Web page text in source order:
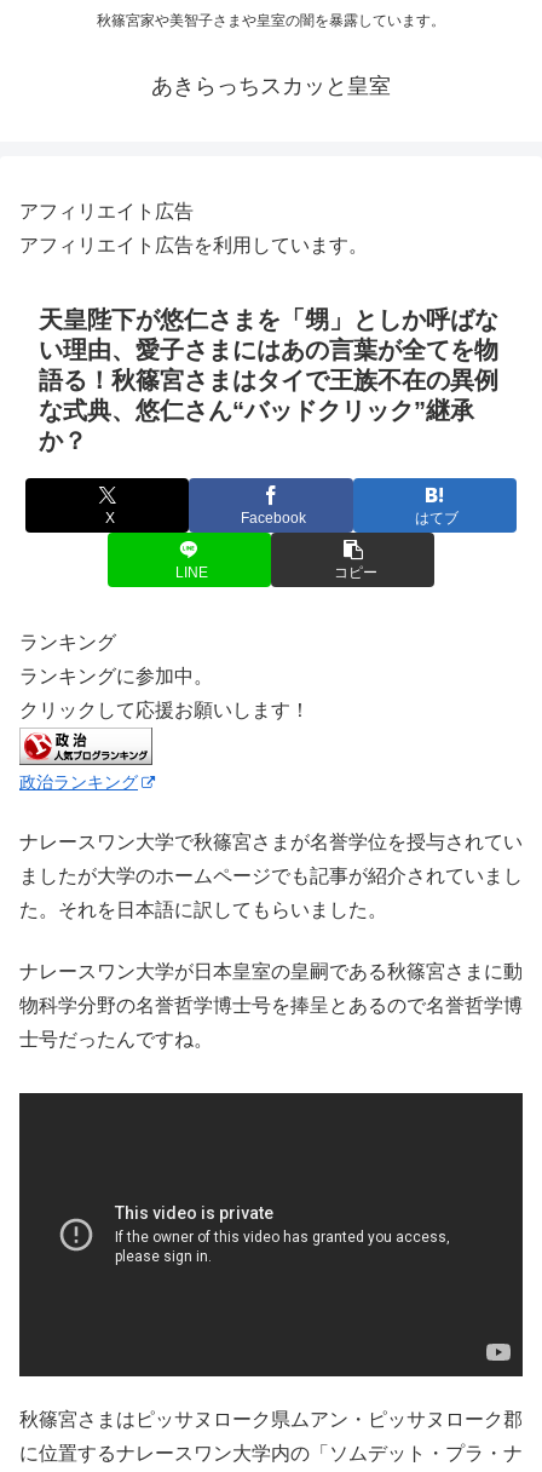
秋篠宮家や美智子さまや皇室の闇を暴露しています。
あきらっちスカッと皇室
アフィリエイト広告
アフィリエイト広告を利用しています。
天皇陛下が悠仁さまを「甥」としか呼ばな
い理由、愛子さまにはあの言葉が全てを物
語る！秋篠宮さまはタイで王族不在の異例
な式典、悠仁さん“バッドクリック”継承
か？
X Facebook はてブ
LINE コピー
ランキング
ランキングに参加中。
クリックして応援お願いします！
政治ランキング
ナレースワン大学で秋篠宮さまが名誉学位を授与されてい
ましたが大学のホームページでも記事が紹介されていまし
た。それを日本語に訳してもらいました。
ナレースワン大学が日本皇室の皇嗣である秋篠宮さまに動
物科学分野の名誉哲学博士号を捧呈とあるので名誉哲学博
士号だったんですね。
秋篠宮さまはピッサヌローク県ムアン・ピッサヌローク郡
に位置するナレースワン大学内の「ソムデット・プラ・ナ